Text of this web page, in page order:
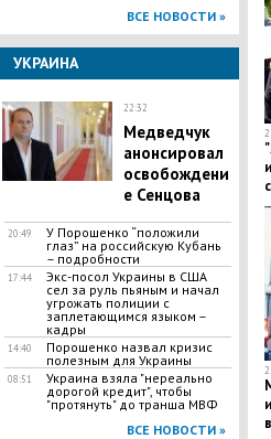
ВСЕ НОВОСТИ »
УКРАИНА
22:32
Медведчук
анонсировал
освобождени
е Сенцова
20:49
У Порошенко “положили
глаз” на российскую Кубань
– подробности
17:44
Экс-посол Украины в США
сел за руль пьяным и начал
угрожать полиции с
заплетающимся языком –
кадры
14:40
Порошенко назвал кризис
полезным для Украины
08:51
Украина взяла "нереально
дорогой кредит", чтобы
"протянуть" до транша МВФ
ВСЕ НОВОСТИ »